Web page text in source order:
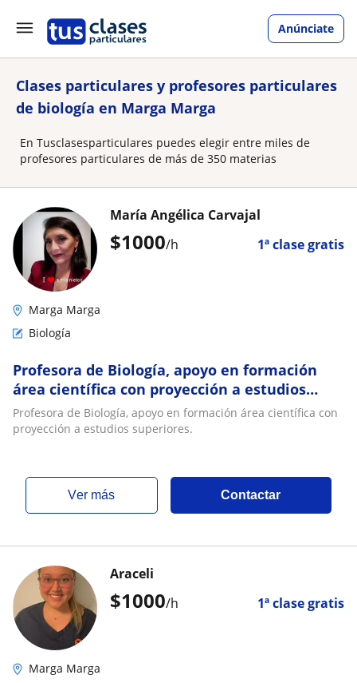
Anúnciate
Clases particulares y profesores particulares
de biología en Marga Marga
En Tusclasesparticulares puedes elegir entre miles de
profesores particulares de más de 350 materias
$1000/h 1ª clase gratis
María Angélica Carvajal
Marga Marga
Biología
Profesora de Biología, apoyo en formación
área científica con proyección a estudios
superiores
Profesora de Biología, apoyo en formación área científica con
proyección a estudios superiores.
ver más Contactar
$1000/h 1ª clase gratis
Araceli
Marga Marga